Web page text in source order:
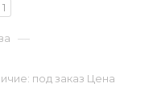
1
—
под заказ Цена